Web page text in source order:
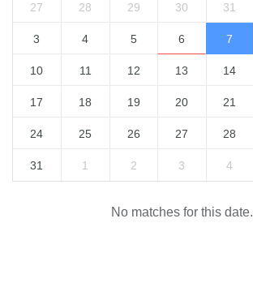
27 28 29 30 31
3 4 5 6 7
10 11 12 13 14
17 18 19 20 21
24 25 26 27 28
31 1 2 3 4
No matches for this date.